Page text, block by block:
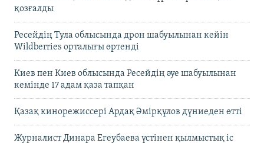
қозғалды
Ресейдің Тула облысында дрон шабуылынан кейін
Wildberries орталығы өртенді
Киев пен Киев облысында Ресейдің әуе шабуылынан
кемінде 17 адам қаза тапқан
Қазақ кинорежиссері Ардақ Әмірқұлов дүниеден өтті
Журналист Динара Егеубаева үстінен қылмыстық іс